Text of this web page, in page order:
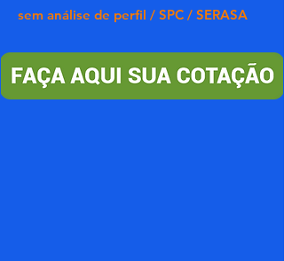
sem análise de perfil / SPC / SERASA